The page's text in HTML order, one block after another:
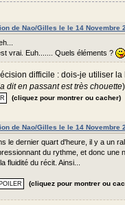
de Nao/Gilles le le 14 Novembre
vrai. Euh....... Quels éléments ?
difficile : dois-je utiliser
dit en passant est très chouette
(cliquez pour montrer ou cacher)
de Nao/Gilles le le 14 Novembre
le dernier quart d'heure, il y a un
du rythme, et donc une
fluidité du récit. Ainsi...
(cliquez pour montrer ou